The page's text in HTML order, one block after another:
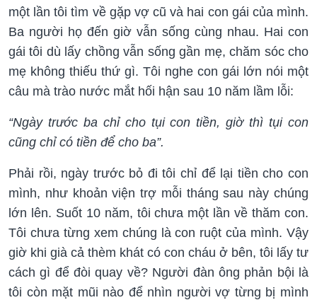
một lần tôi tìm về gặp vợ cũ và hai con gái của mình.
Ba người họ đến giờ vẫn sống cùng nhau. Hai con
gái tôi dù lấy chồng vẫn sống gần mẹ, chăm sóc cho
mẹ không thiếu thứ gì. Tôi nghe con gái lớn nói một
câu mà trào nước mắt hối hận sau 10 năm lầm lỗi:
“Ngày trước ba chỉ cho tụi con tiền, giờ thì tụi con
cũng chỉ có tiền để cho ba”.
Phải rồi, ngày trước bỏ đi tôi chỉ để lại tiền cho con
mình, như khoản viện trợ mỗi tháng sau này chúng
lớn lên. Suốt 10 năm, tôi chưa một lần về thăm con.
Tôi chưa từng xem chúng là con ruột của mình. Vậy
giờ khi già cả thèm khát có con cháu ở bên, tôi lấy tư
cách gì để đòi quay về? Người đàn ông phản bội là
tôi còn mặt mũi nào để nhìn người vợ từng bị mình